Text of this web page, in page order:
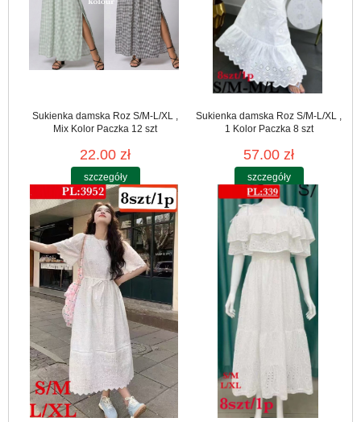
Sukienka damska Roz S/M-L/XL ,
Mix Kolor Paczka 12 szt
22.00 zł
szczegóły
Sukienka damska Roz S/M-L/XL ,
1 Kolor Paczka 8 szt
57.00 zł
szczegóły